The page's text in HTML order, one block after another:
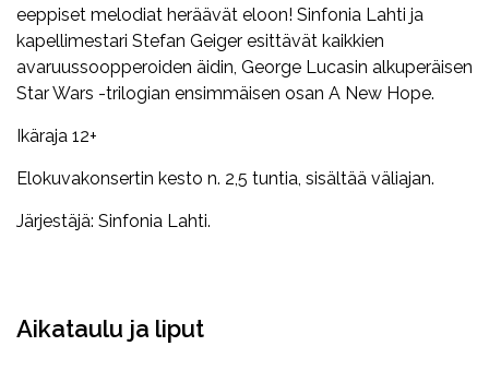
eeppiset melodiat heräävät eloon! Sinfonia Lahti ja
kapellimestari Stefan Geiger esittävät kaikkien
avaruussoopperoiden äidin, George Lucasin alkuperäisen
Star Wars -trilogian ensimmäisen osan A New Hope.
Ikäraja 12+
Elokuvakonsertin kesto n. 2,5 tuntia, sisältää väliajan.
Järjestäjä: Sinfonia Lahti.
Aikataulu ja liput